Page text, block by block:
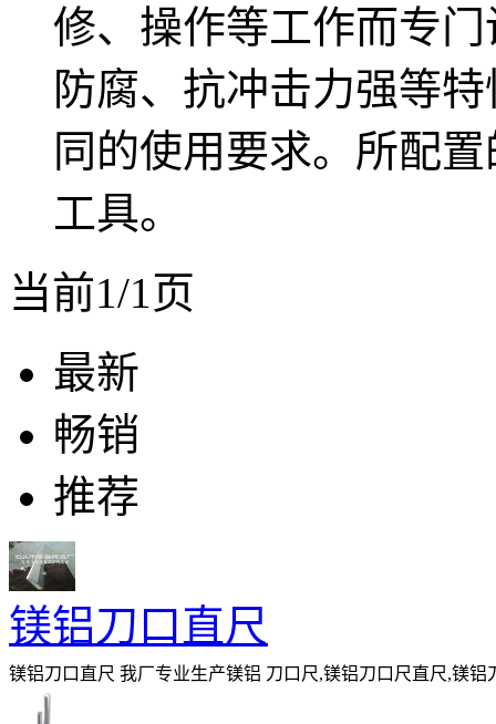
修、操作等工作而专
防腐、抗冲击力强等
同的使用要求。所配
工具。
当前1/1页
最新
畅销
推荐
镁铝刀口直尺
镁铝刀口直尺 我厂专业生产镁铝 刀口尺,镁铝刀口尺直尺,镁铝
材质：按客户不同需求分为镁铝合金